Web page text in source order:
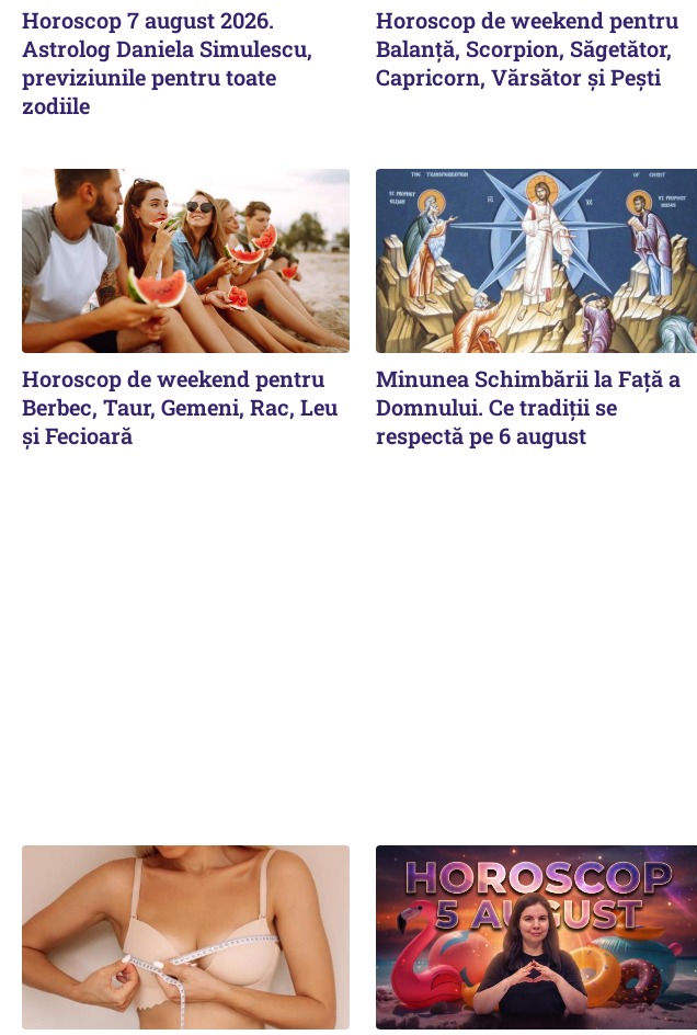
Horoscop 7 august 2026.
Astrolog Daniela Simulescu,
previziunile pentru toate
zodiile
Horoscop de weekend pentru
Balanță, Scorpion, Săgetător,
Capricorn, Vărsător și Pești
Horoscop de weekend pentru
Berbec, Taur, Gemeni, Rac, Leu
și Fecioară
Minunea Schimbării la Față a
Domnului. Ce tradiții se
respectă pe 6 august